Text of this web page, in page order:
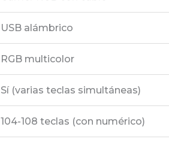
USB alámbrico
RGB multicolor
Sí (varias teclas simultáneas)
104-108 teclas (con numérico)